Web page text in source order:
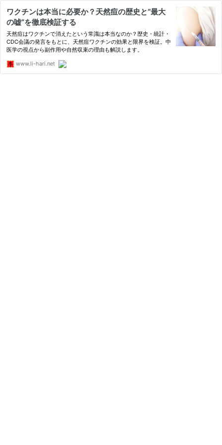
ワクチンは本当に必要か？天然痘の歴史と“最大
の嘘”を徹底検証する
天然痘はワクチンで消えたという常識は本当なのか？歴史・統計・
CDC会議の発言をもとに、天然痘ワクチンの効果と限界を検証。中
医学の視点から副作用や自然収束の理由も解説します。
www.li-hari.net